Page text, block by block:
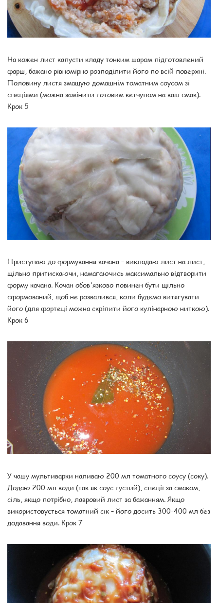
На кожен лист капусти кладу тонким шаром підготовлений
фарш, бажано рівномірно розподілити його по всій поверхні.
Половину листя змащую домашнім томатним соусом зі
спеціями (можна замінити готовим кетчупом на ваш смак).
Крок 5
Приступаю до формування качана – викладаю лист на лист,
щільно притискаючи, намагаючись максимально відтворити
форму качана. Кочан обов'язково повинен бути щільно
сформований, щоб не розвалився, коли будемо витягувати
його (для фортеці можна скріпити його кулінарною ниткою).
Крок 6
У чашу мультиварки наливаю 200 мл томатного соусу (соку).
Додаю 200 мл води (так як соус густий), спеції за смаком,
сіль, якщо потрібно, лавровий лист за бажанням. Якщо
використовується томатний сік – його досить 300-400 мл без
додавання води. Крок 7